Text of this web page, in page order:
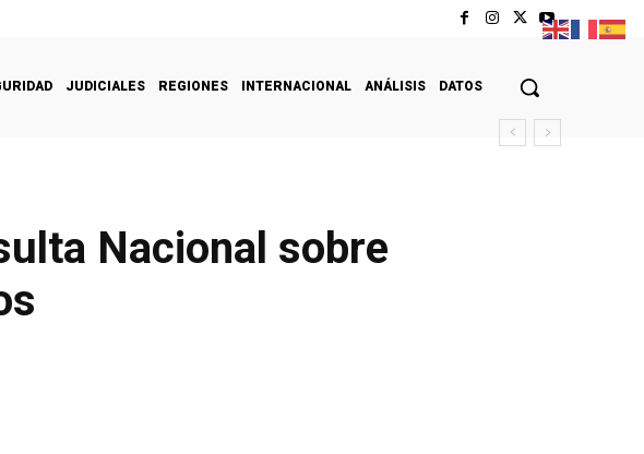
JUDICIALES REGIONES INTERNACIONAL ANÁLISIS DATOS
Nacional sobre